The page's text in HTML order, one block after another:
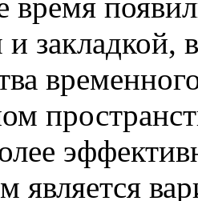
закладкой,
является